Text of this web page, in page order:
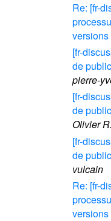
Re: [fr-
versions
[fr-
de
pierre-
[fr-
de
Olivier R.
[fr-
de
vulcain
Re: [fr-
versions